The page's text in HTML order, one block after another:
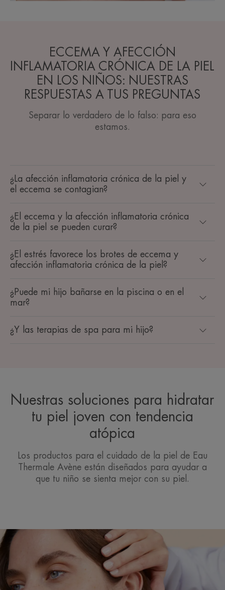
ECCEMA Y AFECCIÓN
INFLAMATORIA CRÓNICA DE LA PIEL
EN LOS NIÑOS: NUESTRAS
RESPUESTAS A TUS PREGUNTAS
Separar lo verdadero de lo falso: para eso
estamos.
¿La afección inflamatoria crónica de la piel y
el eccema se contagian?
¿El eccema y la afección inflamatoria crónica
de la piel se pueden curar?
¿El estrés favorece los brotes de eccema y
afección inflamatoria crónica de la piel?
¿Puede mi hijo bañarse en la piscina o en el
mar?
¿Y las terapias de spa para mi hijo?
Nuestras soluciones para hidratar
tu piel joven con tendencia
atópica
Los productos para el cuidado de la piel de Eau
Thermale Avène están diseñados para ayudar a
que tu niño se sienta mejor con su piel.